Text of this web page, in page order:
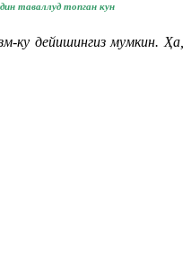
таваллуд топган кун
ку дейишингиз мумкин. Ҳа,